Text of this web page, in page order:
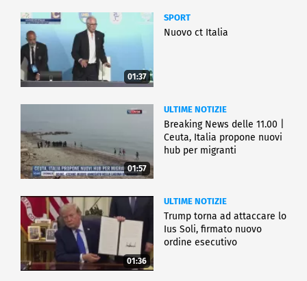
01:37
SPORT
Nuovo ct Italia
01:57
ULTIME NOTIZIE
Breaking News delle 11.00 |
Ceuta, Italia propone nuovi
hub per migranti
01:36
ULTIME NOTIZIE
Trump torna ad attaccare lo
Ius Soli, firmato nuovo
ordine esecutivo